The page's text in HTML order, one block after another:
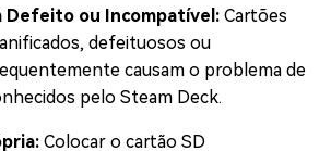
Defeito ou Incompatível: Cartões
defeituosos ou
causam o problema de
pelo Steam Deck.
Colocar o cartão SD